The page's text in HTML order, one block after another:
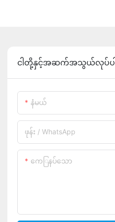
ငါတို့နှင့်အဆက်အသွယ်လုပ်ပါ
နံမယ်
ဖုန်း / WhatsApp
ကေြနပ်သော